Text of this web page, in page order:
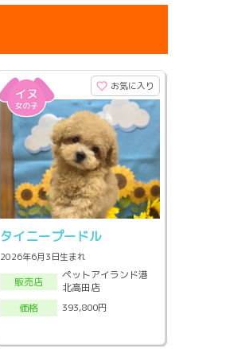
お気に入り
タイニープードル
2026年6月3日生まれ
販売店
ペットアイランド港
北高田店
価格
393,800円